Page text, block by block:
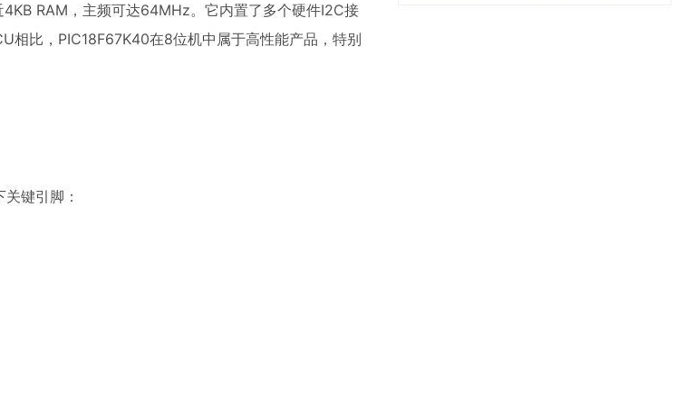
RAM，主频可达64MHz。它内置了多个硬件I2C接
相比，PIC18F67K40在8位机中属于高性能产品，特别
键引脚：